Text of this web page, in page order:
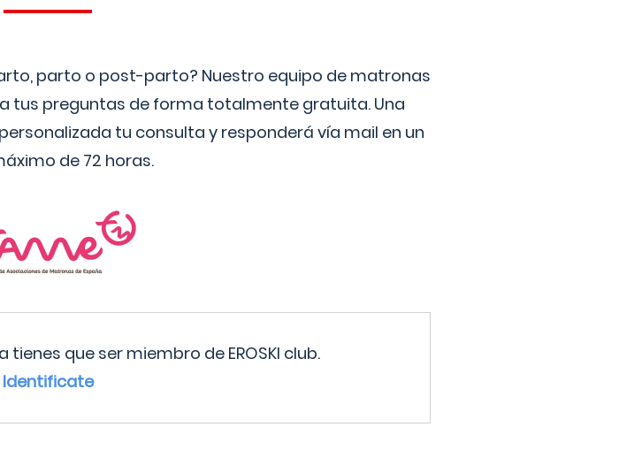
parto o post-parto? Nuestro equipo de matronas
tus preguntas de forma totalmente gratuita. Una
tu consulta y responderá vía mail en un
de 72 horas.
que ser miembro de EROSKI club.
Identificate